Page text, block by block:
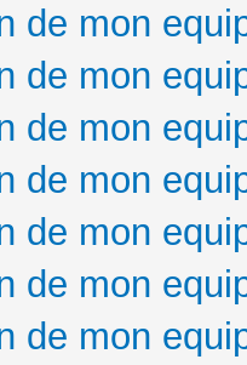
de mon
de mon
de mon
de mon
de mon
de mon
de mon